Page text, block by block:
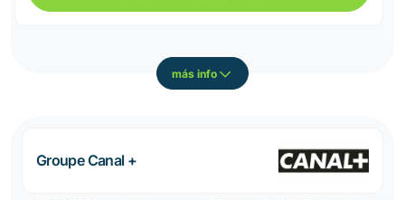
más info
Groupe Canal +